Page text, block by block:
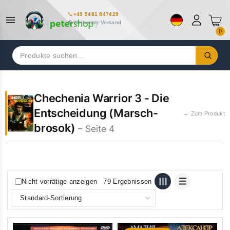
+49 5481 847429
Weltweiter Versand
0
Suchen
nach:
Chechenia Warrior 3 - Die
Entscheidung (Marsch-
brosok) – Seite 4
← Zum Produkt
Nicht vorrätige anzeigen 79 Ergebnissen